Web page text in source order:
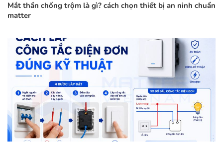
Mắt thần chống trộm là gì? cách chọn thiết bị an ninh chuẩn
matter